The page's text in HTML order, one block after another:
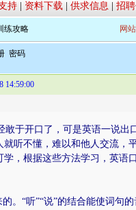
持| 资料下载| 供求信息 招
练攻略 网
密码
14:59:00
于开口了，可是英语一说出
听不懂，难以和他人交流，
，根据这些方法学习，英语
听”“说”的结合能使词句的